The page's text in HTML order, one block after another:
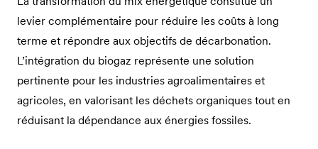
levier complémentaire pour réduire les coûts à long
terme et répondre aux objectifs de décarbonation.
L’intégration du biogaz représente une solution
pertinente pour les industries agroalimentaires et
agricoles, en valorisant les déchets organiques tout en
réduisant la dépendance aux énergies fossiles.